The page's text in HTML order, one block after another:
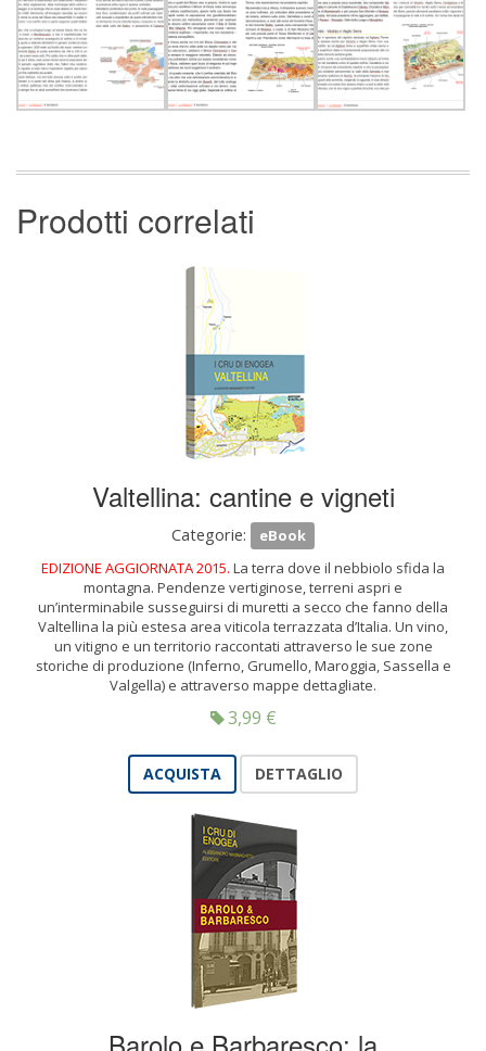
Prodotti correlati
Valtellina: cantine e vigneti
Categorie:
eBook
EDIZIONE AGGIORNATA 2015. La terra dove il nebbiolo sfida la
montagna. Pendenze vertiginose, terreni aspri e
un’interminabile susseguirsi di muretti a secco che fanno della
Valtellina la più estesa area viticola terrazzata d’Italia. Un vino,
un vitigno e un territorio raccontati attraverso le sue zone
storiche di produzione (Inferno, Grumello, Maroggia, Sassella e
Valgella) e attraverso mappe dettagliate.
3,99 €
ACQUISTA DETTAGLIO